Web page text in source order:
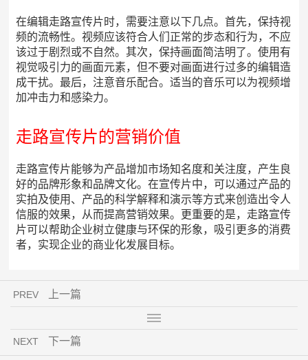
在编辑走路宣传片时，需要注意以下几点。首先，保持视
频的流畅性。视频应该符合人们正常的步态和行为，不应
该过于剧烈或不自然。其次，保持画面简洁明了。使用有
视觉吸引力的画面元素，但不要对画面进行过多的编辑造
成干扰。最后，注意音乐配合。适当的音乐可以为视频增
加冲击力和感染力。
走路宣传片的营销价值
走路宣传片能够为产品增加市场知名度和关注度，产生良
好的品牌形象和品牌文化。在宣传片中，可以通过产品的
实拍及使用、产品的科学解释和演示等方式来创造出令人
信服的效果，从而提高营销效果。更重要的是，走路宣传
片可以帮助企业树立健康与环保的形象，吸引更多的消费
者，实现企业的商业化发展目标。
PREV 上一篇
NEXT 下一篇